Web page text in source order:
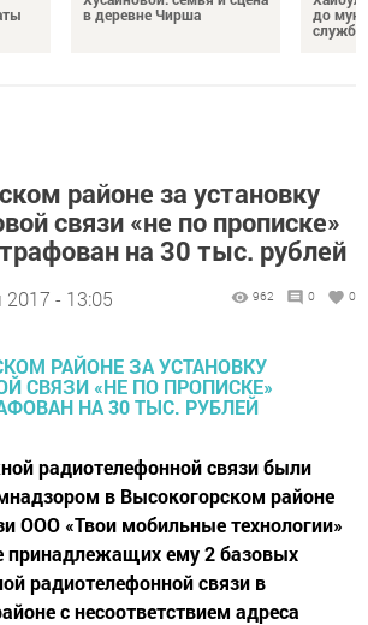
в деревне Чирша
до
службы
районе за установку
связи «не по прописке»
на 30 тыс. рублей
2017 - 13:05 962 0 0
радиотелефонной связи были
в Высокогорском районе
ООО «Твои мобильные технологии»
принадлежащих ему 2 базовых
радиотелефонной связи в
с несоответствием адреса